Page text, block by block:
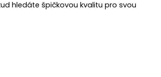
hledáte špičkovou kvalitu pro svou